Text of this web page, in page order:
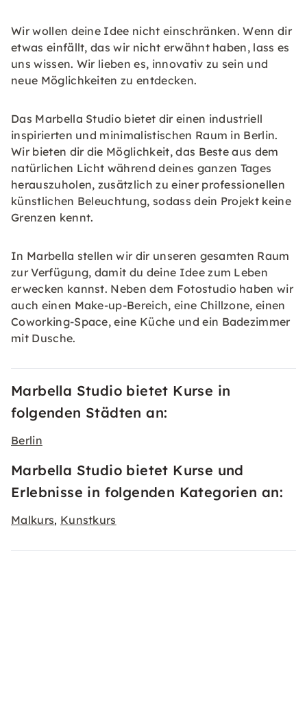
Wir wollen deine Idee nicht einschränken. Wenn dir
etwas einfällt, das wir nicht erwähnt haben, lass es
uns wissen. Wir lieben es, innovativ zu sein und
neue Möglichkeiten zu entdecken.
Das Marbella Studio bietet dir einen industriell
inspirierten und minimalistischen Raum in Berlin.
Wir bieten dir die Möglichkeit, das Beste aus dem
natürlichen Licht während deines ganzen Tages
herauszuholen, zusätzlich zu einer professionellen
künstlichen Beleuchtung, sodass dein Projekt keine
Grenzen kennt.
In Marbella stellen wir dir unseren gesamten Raum
zur Verfügung, damit du deine Idee zum Leben
erwecken kannst. Neben dem Fotostudio haben wir
auch einen Make-up-Bereich, eine Chillzone, einen
Coworking-Space, eine Küche und ein Badezimmer
mit Dusche.
Marbella Studio bietet Kurse in
folgenden Städten an:
Berlin
Marbella Studio bietet Kurse und
Erlebnisse in folgenden Kategorien an:
Malkurs, Kunstkurs